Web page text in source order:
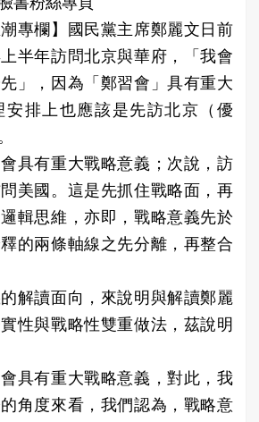
潮專欄】國民黨主席鄭麗文日前
半年訪問北京與華府，「我會
」，因為「鄭習會」具有重大
安排上也應該是先訪北京（優
具有重大戰略意義；次說，訪
美國。這是先抓住戰略面，再
輯思維，亦即，戰略意義先於
的兩條軸線之先分離，再整合
解讀面向，來說明與解讀鄭麗
性與戰略性雙重做法，茲說明
具有重大戰略意義，對此，我
角度來看，我們認為，戰略意